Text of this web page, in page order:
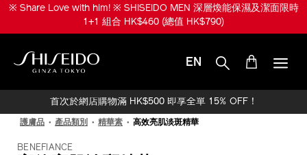
※ Share Love with him! ※ SHISEIDO MEN 深層煥能保濕及潔面限時
1+1 組合 HK$460 (總值 HK$790)
EN
首次於網店購物滿 HK$500 即享全單 15% OFF！
護膚品 產品類別 精華素 高效亮肌淡斑精華
BENEFIANCE